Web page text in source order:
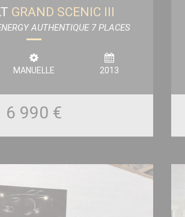
GRAND SCENIC III
AUTHENTIQUE 7 PLACES
MANUELLE 2013
6 990 €